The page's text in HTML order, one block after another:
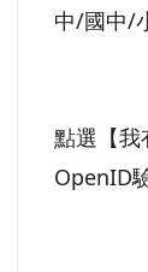
中/國中/
點選【
OpenID